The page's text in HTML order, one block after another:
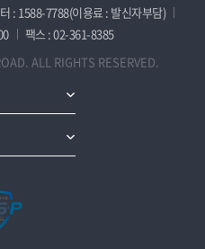
: 1588-7788(이용료 : 발신자부담)
팩스 : 02-361-8385
ALL RIGHTS RESERVED.